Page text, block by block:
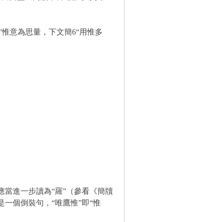
意為思量，下文簡6“用惟多
當進一步讀為“羅”（參看 《簡牘
一個倒裝句，“唯鷹惟”即“惟